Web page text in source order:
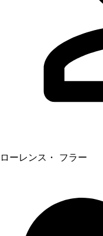
ローレンス・ フラー